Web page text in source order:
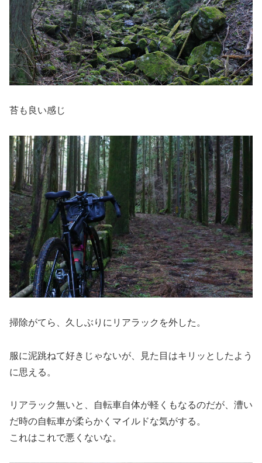
苔も良い感じ
掃除がてら、久しぶりにリアラックを外した。
服に泥跳ねて好きじゃないが、見た目はキリッとしたよう
に思える。
リアラック無いと、自転車自体が軽くもなるのだが、漕い
だ時の自転車が柔らかくマイルドな気がする。
これはこれで悪くないな。